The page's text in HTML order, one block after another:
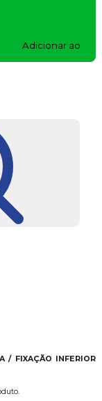
Adicionar ao
/ FIXAÇÃO INFERIOR